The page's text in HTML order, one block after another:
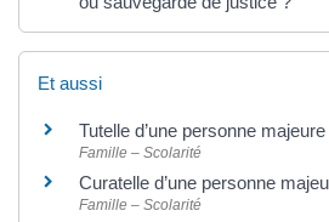
Et aussi
Tutelle d’une personne majeure
Famille – Scolarité
Curatelle d’une personne
Famille – Scolarité